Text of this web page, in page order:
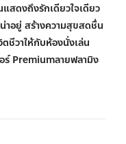
ดงถึงรักเดียวใจเดียว
าอยู่ สร้างความสุขสดชื่น
ชีวาให้กับห้องนั่งเล่น
Premiumลายฟลามิง